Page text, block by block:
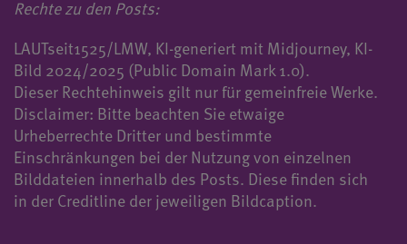
Rechte zu den Posts:
LAUTseit1525/LMW, KI-generiert mit Midjourney, KI-
Bild 2024/2025 (Public Domain Mark 1.0).
Dieser Rechtehinweis gilt nur für gemeinfreie Werke.
Disclaimer: Bitte beachten Sie etwaige
Urheberrechte Dritter und bestimmte
Einschränkungen bei der Nutzung von einzelnen
Bilddateien innerhalb des Posts. Diese finden sich
in der Creditline der jeweiligen Bildcaption.